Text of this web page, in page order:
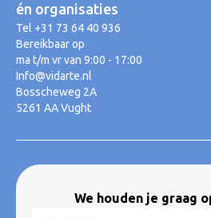
én organisaties
Tel +31 73 64 40 936
Bereikbaar op
ma t/m vr van 9:00 - 17:00
Info@vidarte.nl
Bosscheweg 2A
5261 AA Vught
We houden je graag